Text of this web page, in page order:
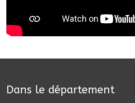
Dans le département